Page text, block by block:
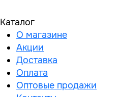
Каталог
О магазине
Акции
Доставка
Оплата
Оптовые продажи